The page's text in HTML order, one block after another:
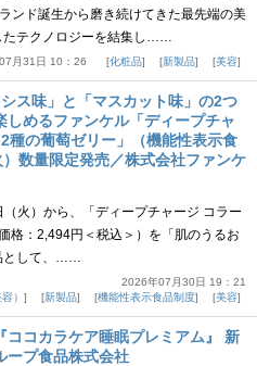
ンド誕生から磨き続けてきた最先端の美
テクノロジーを結集し……
月31日 10：26 化粧品 新製品 美容
ス味」と「マスカット味」の2つ
しめるファンケル「ディープチャ
種の葡萄ゼリー」（機能性表示食
数量限定発売／株式会社ファンケ
火）から、「ディープチャージ コラー
格：2,494円＜税込＞）を「肌のうるお
として、……
2026年07月30日 19：21
） 新製品 機能性表示食品制度 美容
ココカラケア睡眠プレミアム』 新
ープ食品株式会社